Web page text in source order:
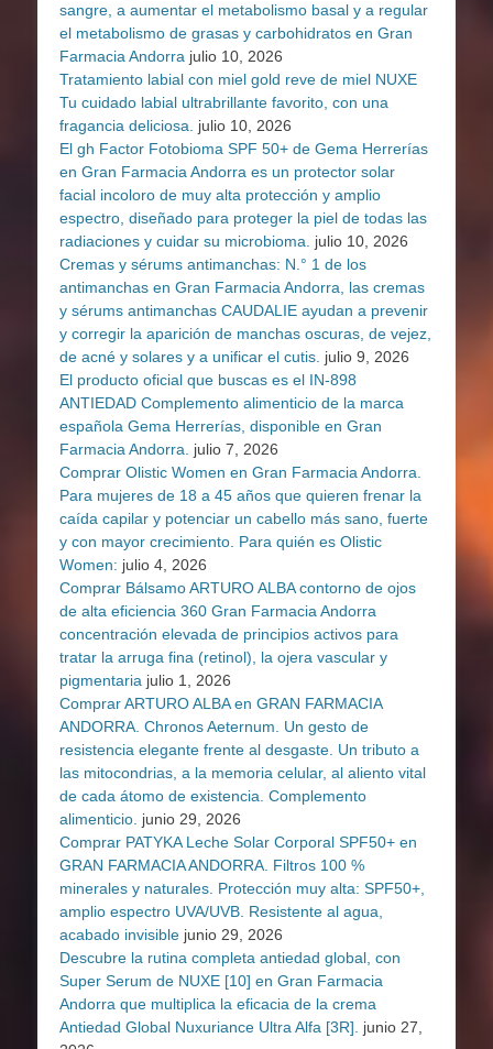
sangre, a aumentar el metabolismo basal y a regular
el metabolismo de grasas y carbohidratos en Gran
Farmacia Andorra julio 10, 2026
Tratamiento labial con miel gold reve de miel NUXE
Tu cuidado labial ultrabrillante favorito, con una
fragancia deliciosa. julio 10, 2026
El gh Factor Fotobioma SPF 50+ de Gema Herrerías
en Gran Farmacia Andorra es un protector solar
facial incoloro de muy alta protección y amplio
espectro, diseñado para proteger la piel de todas las
radiaciones y cuidar su microbioma. julio 10, 2026
Cremas y sérums antimanchas: N.° 1 de los
antimanchas en Gran Farmacia Andorra, las cremas
y sérums antimanchas CAUDALIE ayudan a prevenir
y corregir la aparición de manchas oscuras, de vejez,
de acné y solares y a unificar el cutis. julio 9, 2026
El producto oficial que buscas es el IN-898
ANTIEDAD Complemento alimenticio de la marca
española Gema Herrerías, disponible en Gran
Farmacia Andorra. julio 7, 2026
Comprar Olistic Women en Gran Farmacia Andorra.
Para mujeres de 18 a 45 años que quieren frenar la
caída capilar y potenciar un cabello más sano, fuerte
y con mayor crecimiento. Para quién es Olistic
Women: julio 4, 2026
Comprar Bálsamo ARTURO ALBA contorno de ojos
de alta eficiencia 360 Gran Farmacia Andorra
concentración elevada de principios activos para
tratar la arruga fina (retinol), la ojera vascular y
pigmentaria julio 1, 2026
Comprar ARTURO ALBA en GRAN FARMACIA
ANDORRA. Chronos Aeternum. Un gesto de
resistencia elegante frente al desgaste. Un tributo a
las mitocondrias, a la memoria celular, al aliento vital
de cada átomo de existencia. Complemento
alimenticio. junio 29, 2026
Comprar PATYKA Leche Solar Corporal SPF50+ en
GRAN FARMACIA ANDORRA. Filtros 100 %
minerales y naturales. Protección muy alta: SPF50+,
amplio espectro UVA/UVB. Resistente al agua,
acabado invisible junio 29, 2026
Descubre la rutina completa antiedad global, con
Super Serum de NUXE [10] en Gran Farmacia
Andorra que multiplica la eficacia de la crema
Antiedad Global Nuxuriance Ultra Alfa [3R]. junio 27,